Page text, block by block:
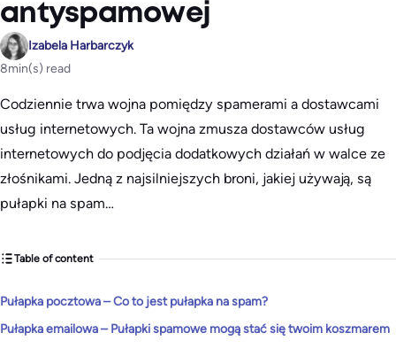
antyspamowej
Izabela Harbarczyk
8min(s) read
Codziennie trwa wojna pomiędzy spamerami a dostawcami
usług internetowych. Ta wojna zmusza dostawców usług
internetowych do podjęcia dodatkowych działań w walce ze
złośnikami. Jedną z najsilniejszych broni, jakiej używają, są
pułapki na spam…
Table of content
Pułapka pocztowa – Co to jest pułapka na spam?
Pułapka emailowa – Pułapki spamowe mogą stać się twoim koszmarem